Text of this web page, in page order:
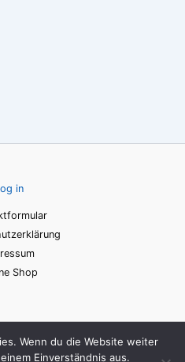
in
Shop
Wenn du die Website weiter
Einverständnis aus.